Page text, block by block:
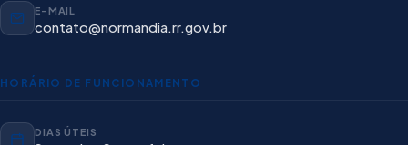
E-MAIL
contato@normandia.rr.gov.br
HORÁRIO DE FUNCIONAMENTO
DIAS ÚTEIS